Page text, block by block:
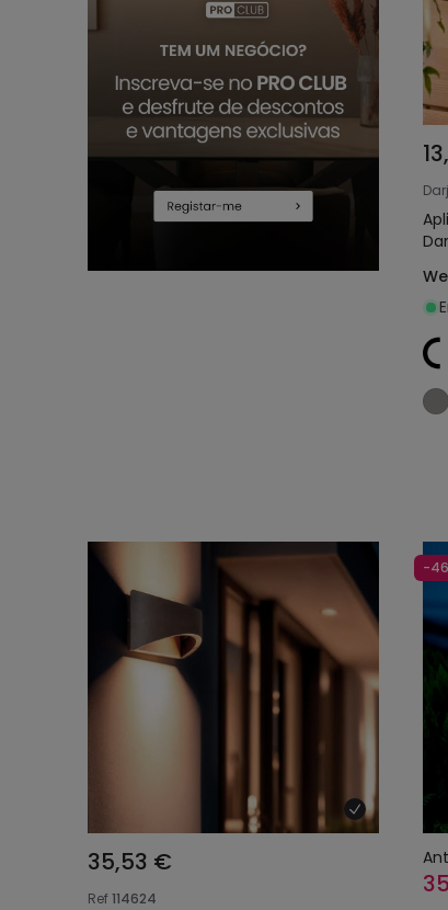
35,53 €
Ref114624
-